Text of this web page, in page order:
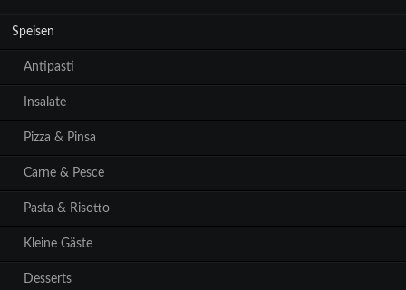
Speisen
Antipasti
Insalate
Pizza & Pinsa
Carne & Pesce
Pasta & Risotto
Kleine Gäste
Desserts